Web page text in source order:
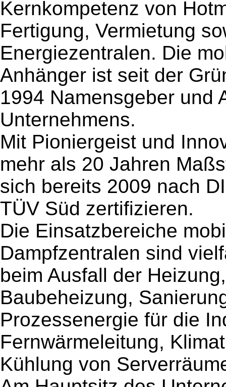
Kernkompetenz von
Fertigung, Vermietung
Energiezentralen. Die
Anhänger ist seit der
1994 Namensgeber und
Unternehmens.
Mit Pioniergeist und
mehr als 20 Jahren
sich bereits 2009 nach
TÜV Süd zertifizieren.
Die Einsatzbereiche
Dampfzentralen sind
beim Ausfall der
Baubeheizung,
Prozessenergie für die
Fernwärmeleitung,
Kühlung von